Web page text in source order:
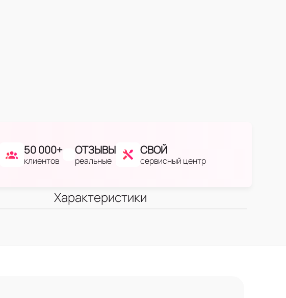
50 000+
клиентов
ОТЗЫВЫ
реальные
СВОЙ
сервисный центр
Характеристики